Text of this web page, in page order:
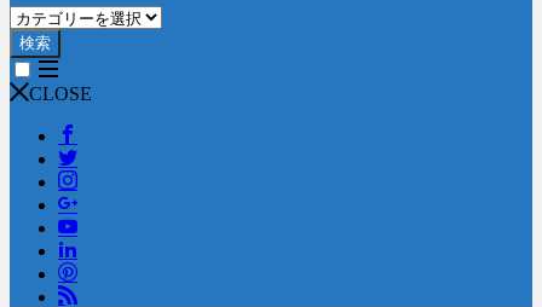
検索
CLOSE